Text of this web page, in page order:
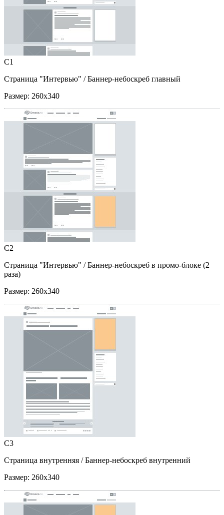
C1
Страница "Интервью" / Баннер-небоскреб главный
Размер: 260x340
C2
Страница "Интервью" / Баннер-небоскреб в промо-блоке (2
раза)
Размер: 260x340
C3
Страница внутренняя / Баннер-небоскреб внутренний
Размер: 260x340